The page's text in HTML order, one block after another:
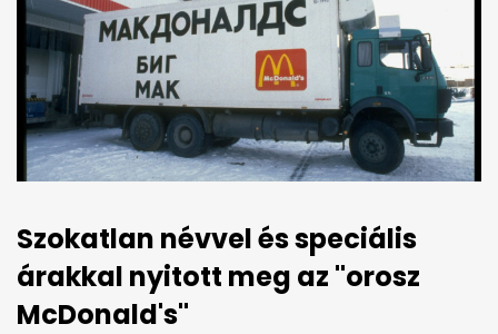
Szokatlan névvel és speciális
árakkal nyitott meg az "orosz
McDonald's"